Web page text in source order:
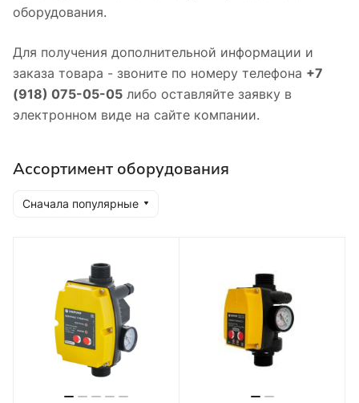
оборудования.
Для получения дополнительной информации и
заказа товара - звоните по номеру телефона +7
(918) 075-05-05 либо оставляйте заявку в
электронном виде на сайте компании.
Ассортимент оборудования
Сначала популярные